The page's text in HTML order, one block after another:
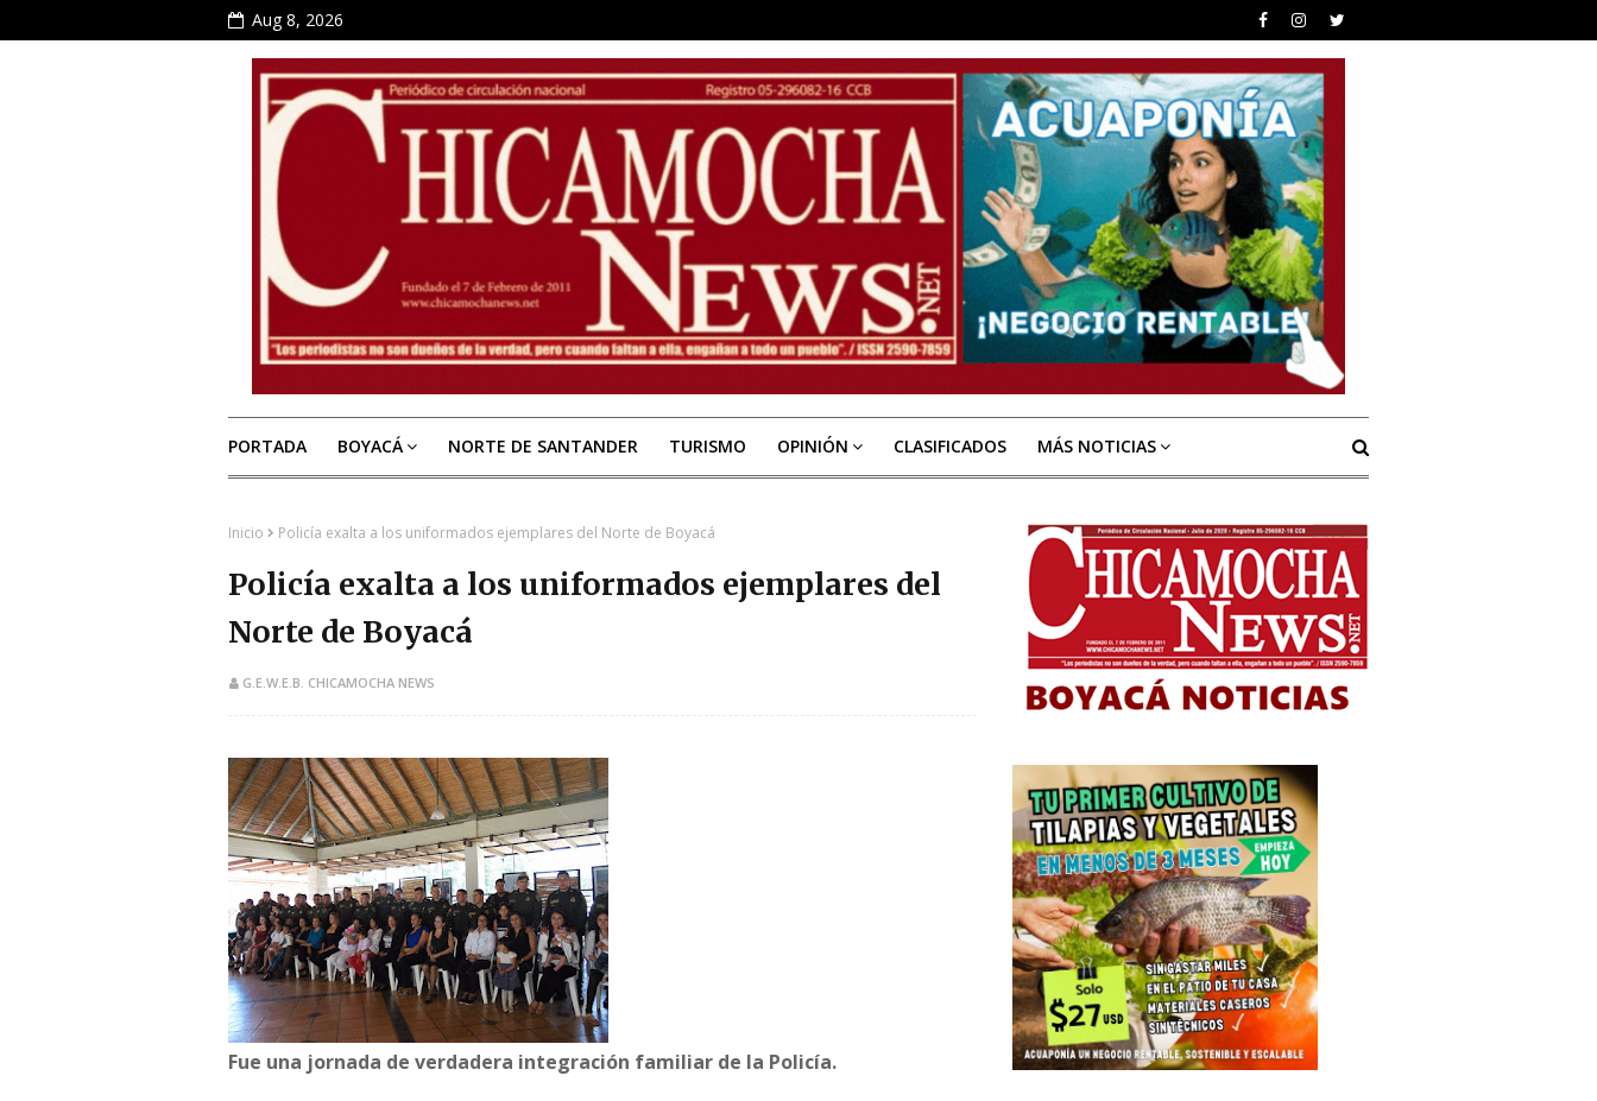
Aug 8, 2026
PORTADA BOYACÁ NORTE DE SANTANDER TURISMO OPINIÓN CLASIFICADOS MÁS NOTICIAS
Inicio Policía exalta a los uniformados ejemplares del Norte de Boyacá
Policía exalta a los uniformados ejemplares del
Norte de Boyacá
G.E.W.E.B. CHICAMOCHA NEWS
Fue una jornada de verdadera integración familiar de la Policía.